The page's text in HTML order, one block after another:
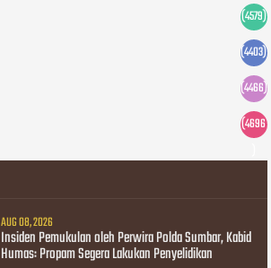
(4579)
(4403)
(4466)
(4696
AUG 08, 2026
Insiden Pemukulan oleh Perwira Polda Sumbar, Kabid
Humas: Propam Segera Lakukan Penyelidikan